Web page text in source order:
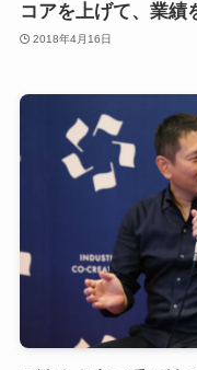
コアを上げて、業績
2018年4月16日